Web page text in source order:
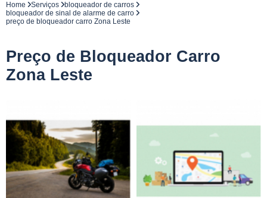
Home Serviços
bloqueador de carros
bloqueador de sinal de alarme de carro
preço de bloqueador carro Zona Leste
Preço de Bloqueador Carro
Zona Leste